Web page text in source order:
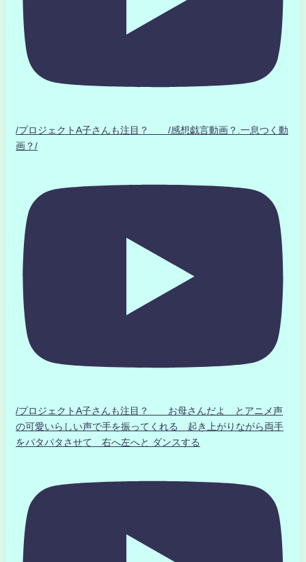
/プロジェクトA子さんも注目？ /感想戯言動画？.一息つく動
画？/
/プロジェクトA子さんも注目？ お母さんだよ とアニメ声
の可愛いらしい声で手を振ってくれる 起き上がりながら両手
をパタパタさせて 右へ左へと ダンスする